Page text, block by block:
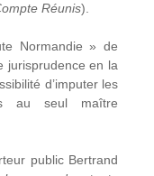
Réunis).
Normandie » de
jurisprudence en la
d’imputer les
au seul maître
public Bertrand